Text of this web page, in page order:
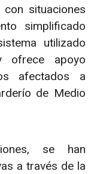
situaciones
simplificado
utilizado
apoyo
afectados a
de Medio
se han
a través de la